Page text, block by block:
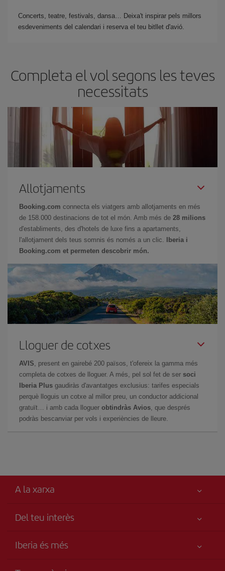
Concerts, teatre, festivals, dansa… Deixa't inspirar pels millors
esdeveniments del calendari i reserva el teu bitllet d'avió.
Completa el vol segons les teves
necessitats
Allotjaments
Booking.com connecta els viatgers amb allotjaments en més
de 158.000 destinacions de tot el món. Amb més de 28 milions
d'establiments, des d'hotels de luxe fins a apartaments,
l'allotjament dels teus somnis és només a un clic.
Iberia i
Booking.com et permeten descobrir món.
Lloguer de cotxes
AVIS , present en gairebé 200 països, t'ofereix la gamma més
completa de cotxes de lloguer. A més, pel sol fet de ser soci
Iberia Plus gaudiràs d'avantatges exclusius: tarifes especials
perquè lloguis un cotxe al millor preu, un conductor addicional
gratuït… i amb cada lloguer obtindràs Avios , que després
podràs bescanviar per vols i experiències de lleure.
A la xarxa
Del teu interès
La teva seguretat és el més importat
Iberia és més